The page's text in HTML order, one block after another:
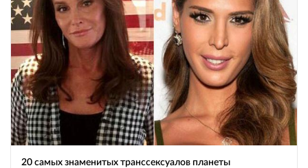
20 самых знаменитых транссексуалов планеты